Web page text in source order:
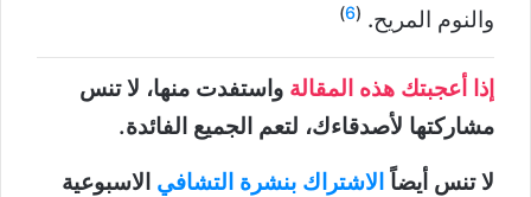
والنوم المريح. (
6
)
إذا أعجبتك هذه المقالة واستفدت منها، لا تنس
مشاركتها لأصدقاءك، لتعم الجميع الفائدة.
لا تنس أيضاً الاشتراك بنشرة التشافي الاسبوعية